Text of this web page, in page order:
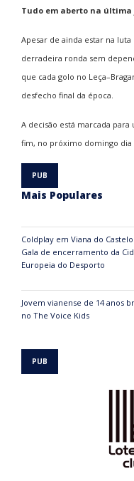
Tudo em aberto na
Apesar de ainda estar na
derradeira ronda sem
que cada golo no
desfecho final da época.
A decisão está marcada
fim, no próximo domingo dia
Mais Populares
Coldplay em Viana do
Gala de encerramento da
Europeia do Desporto
Jovem vianense de 14 anos
no The Voice Kids